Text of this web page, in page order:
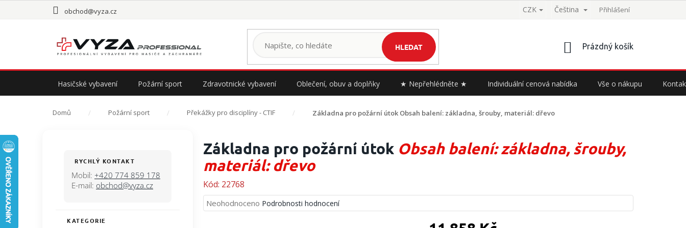
obchod@vyza.cz CZK Čeština Přihlášení
HLEDAT
NÁKUPNÍ
Prázdný košík
Hasičské vybavení Požární sport Zdravotnické vybavení Oblečení, obuv a doplňky ★ Nepřehlédněte ★ Individuální cenová nabídka Vše o nákupu
Domů Požární sport Překážky pro disciplíny - CTIF Základna pro požární útok Obsah balení: základna, šrouby, materiál: dřevo
RYCHLÝ KONTAKT
Mobil: +420 774 859 178
E-mail: obchod@vyza.cz
Přeskočit
KATEGORIE
Základna pro požární útok Obsah balení: základna, šrouby,
materiál: dřevo
Kód: 22768
Průměrné
hodnocení
Neohodnoceno Podrobnosti hodnocení